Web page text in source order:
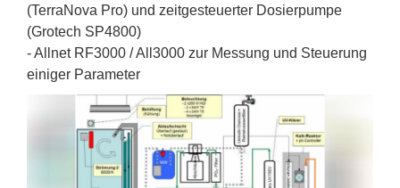
(TerraNova Pro) und zeitgesteuerter Dosierpumpe
(Grotech SP4800)
- Allnet RF3000 / All3000 zur Messung und Steuerung
einiger Parameter